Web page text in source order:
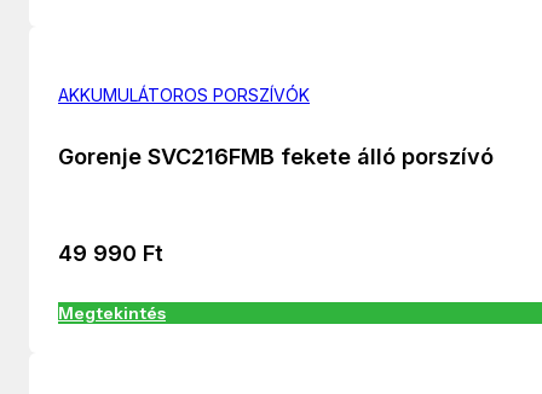
AKKUMULÁTOROS PORSZÍVÓK
Gorenje SVC216FMB fekete álló porszívó
49 990 Ft
Megtekintés